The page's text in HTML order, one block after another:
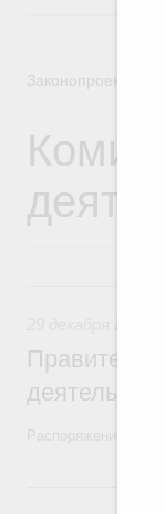
Законопроектная